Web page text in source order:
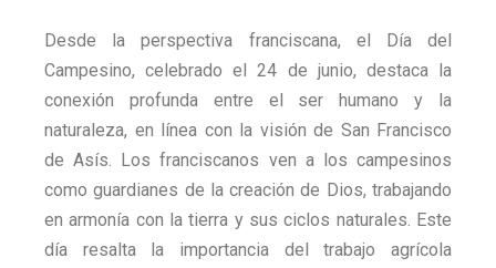
Desde la perspectiva franciscana, el Día del
Campesino, celebrado el 24 de junio, destaca la
conexión profunda entre el ser humano y la
naturaleza, en línea con la visión de San Francisco
de Asís. Los franciscanos ven a los campesinos
como guardianes de la creación de Dios, trabajando
en armonía con la tierra y sus ciclos naturales. Este
día resalta la importancia del trabajo agrícola